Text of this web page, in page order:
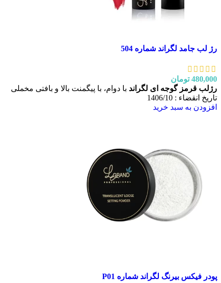
رژ لب جامد لگراند شماره 504
480,000 تومان
رژلب قرمز گوجه ای لگراند با دوام، با پیگمنت بالا و بافتی مخملی
تاریخ انقضاء : 1406/10
افزودن به سبد خرید
پودر فیکس بیرنگ لگراند شماره P01